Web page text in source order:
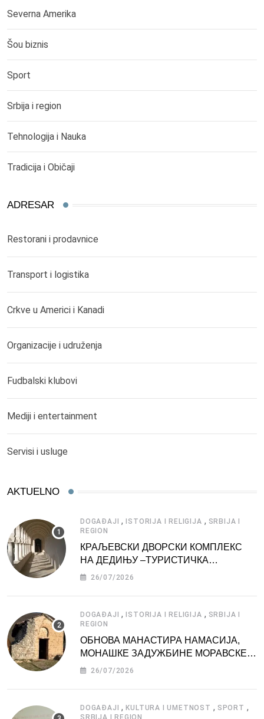
Severna Amerika
Šou biznis
Sport
Srbija i region
Tehnologija i Nauka
Tradicija i Običaji
ADRESAR
Restorani i prodavnice
Transport i logistika
Crkve u Americi i Kanadi
Organizacije i udruženja
Fudbalski klubovi
Mediji i entertainment
Servisi i usluge
AKTUELNO
DOGAĐAJI , ISTORIJA I RELIGIJA , SRBIJA I
REGION
КРАЉЕВСКИ ДВОРСКИ КОМПЛЕКС
НА ДЕДИЊУ –ТУРИСТИЧКА
АТРАКЦИЈА
26/07/2026
DOGAĐAJI , ISTORIJA I RELIGIJA , SRBIJA I
REGION
ОБНОВА МАНАСТИРА НАМАСИЈА,
МОНАШКЕ ЗАДУЖБИНЕ МОРАВСКЕ
СРБИЈЕ
26/07/2026
DOGAĐAJI ,KULTURA I UMETNOST , SPORT ,
SRBIJA I REGION